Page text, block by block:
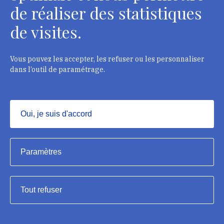
Cartón ondulado (Nombre, m.) (ES)
Cartone ondulato (Sostantivo, m.) (IT)
Cartão ondulado (Nome, m.) (PT)
de réaliser des statistiques
de visites.
Vous pouvez les accepter, les refuser ou les personnaliser
dans l’outil de paramétrage.
Oui, je suis d'accord
Masquer
Paramètres
Tout refuser